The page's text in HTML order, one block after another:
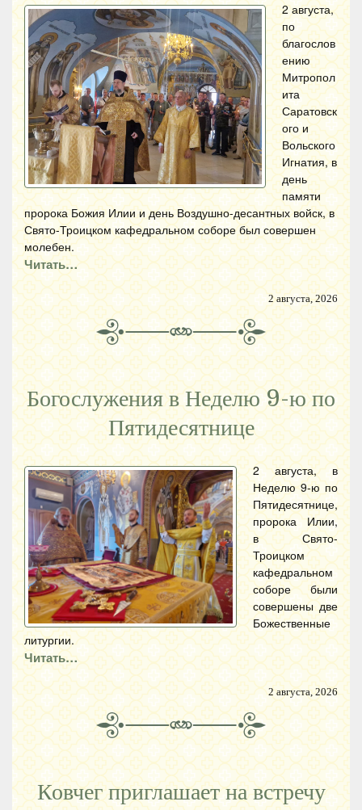
2 августа,
по
благослов
ению
Митропол
ита
Саратовск
ого и
Вольского
Игнатия, в
день
памяти
пророка Божия Илии и день Воздушно-десантных войск, в
Свято-Троицком кафедральном соборе был совершен
молебен.
Читать…
2 августа, 2026
Богослужения в Неделю 9-ю по
Пятидесятнице
2 августа, в
Неделю 9-ю по
Пятидесятнице,
пророка Илии,
в Свято-
Троицком
кафедральном
соборе были
совершены две
Божественные
литургии.
Читать…
2 августа, 2026
Ковчег приглашает на встречу